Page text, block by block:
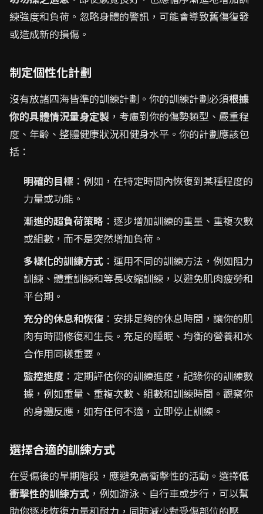
練強度和負荷。忽略身體的警訊，可能會導致舊傷復發
或造成新的損傷。
制定個性化計劃
沒有放諸四海皆準的訓練計劃。你的訓練計劃必須根據
你的具體情況量身定製 ，考慮到你的傷勢類型、嚴重程
度、年齡、整體健康狀況和健身水平。你的計劃應該包
括：
明確的目標 ：例如，在特定時間內恢復到某種程度的
力量或功能。
漸進的超負荷策略 ：逐步增加訓練的重量、重複次數
或組數，而不是突然增加負荷。
多樣化的訓練方式 ：運用不同的訓練方法，例如阻力
訓練、體重訓練和等長收縮訓練，以避免肌肉疲勞和
平台期。
充分的休息和恢復 ：安排足夠的休息時間，讓你的肌
肉有時間修復和生長。充足的睡眠、均衡的營養和水
合作用同樣重要。
監控進度 ：定期評估你的訓練進度，記錄你的訓練數
據，例如重量、重複次數、組數和訓練時間。觀察你
的身體反應，如有任何不適，立即停止訓練。
選擇合適的訓練方式
在受傷後的早期階段，應避免高衝擊性的活動。選擇低
衝擊性的訓練方式 ，例如游泳、自行車或步行，可以幫
助你逐步恢復力量和耐力，同時減少對受傷部位的壓